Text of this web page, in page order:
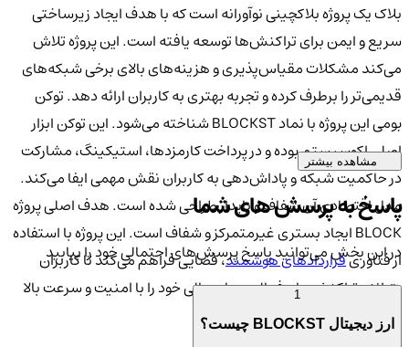
بلاک‌ یک پروژه بلاکچینی نوآورانه است که با هدف ایجاد زیرساختی
سریع و ایمن برای تراکنش‌ها توسعه یافته است. این پروژه تلاش
می‌کند مشکلات مقیاس‌پذیری و هزینه‌های بالای برخی شبکه‌های
قدیمی‌تر را برطرف کرده و تجربه بهتری به کاربران ارائه دهد. توکن
بومی این پروژه با نماد BLOCKST شناخته می‌شود. این توکن ابزار
اصلی اکوسیستم بوده و در پرداخت کارمزدها، استیکینگ، مشارکت
در حاکمیت شبکه و پاداش‌دهی به کاربران نقش مهمی ایفا می‌کند.
مدل اقتصادی آن شفاف و پایدار طراحی شده است. هدف اصلی پروژه
BLOCK ایجاد بستری غیرمتمرکز و شفاف است. این پروژه با استفاده
از فناوریقراردادهای هوشمند، فضایی فراهم می‌کند تا کاربران
بتوانند تراکنش‌ها و فعالیت‌های مالی خود را با امنیت و سرعت بالا
انجام دهند.
مشاهده بیشتر
پاسخ به پرسش های شما
در این بخش می‌توانید پاسخ پرسش‌های احتمالی خود را بیابید
ارز دیجیتال BLOCKST چیست؟